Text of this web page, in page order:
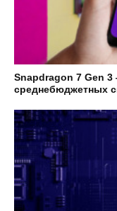
Snapdragon 7 Gen
среднебюджетных